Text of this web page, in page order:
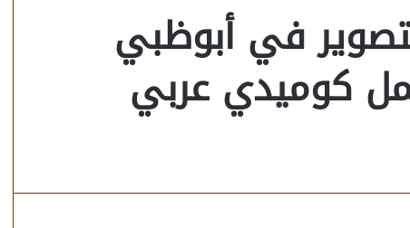
في أبوظبي
كوميدي عربي